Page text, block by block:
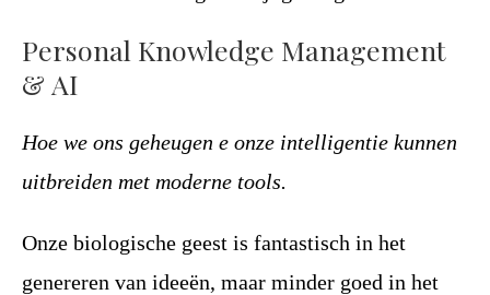
Personal Knowledge Management
& AI
Hoe we ons geheugen e onze intelligentie kunnen
uitbreiden met moderne tools.
Onze biologische geest is fantastisch in het
genereren van ideeën, maar minder goed in het